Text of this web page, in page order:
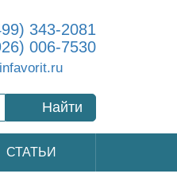
343-2081
006-7530
Найти
СТАТЬИ